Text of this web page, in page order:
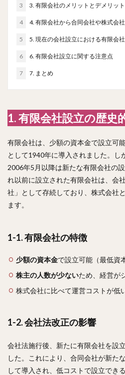
3 3. 有限会社のメリットとデメリット
4 4. 有限会社から合同会社や株式会
5 5. 現在の会社設立における有限会
6 6. 有限会社設立に関する注意点
7 7. まとめ
1. 有限会社設立の歴史
有限会社は、少額の資本金で設立可
として1940年に導入されました。し
2006年5月以降は新たな有限会社の
れ以前に設立された有限会社は、会
社」として存続しており、株式会社
ます。
1-1. 有限会社の特徴
少額の資本金で設立可能（最低資
株主の人数が少ないため、経営が
株式会社に比べて運営コストが低い
1-2. 会社法改正の影響
会社法施行後、新たに有限会社を設
した。これにより、合同会社が新た
して導入され、低コストで設立でき